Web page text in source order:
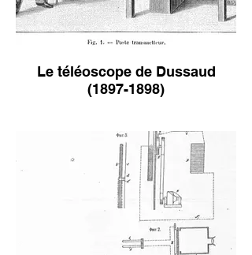
Le téléoscope de Dussaud
(1897-1898)